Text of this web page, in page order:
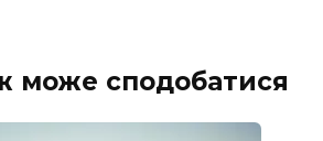
може сподобатися